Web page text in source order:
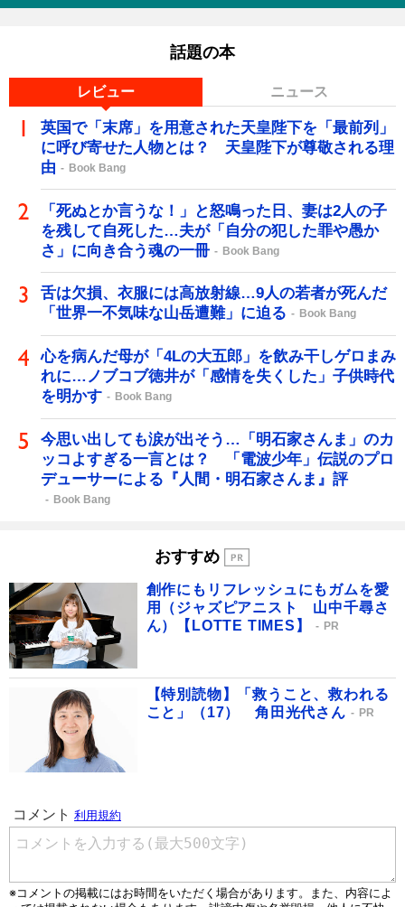
話題の本
レビュー ニュース
英国で「末席」を用意された天皇陛下を「最前列」
に呼び寄せた人物とは？ 天皇陛下が尊敬される理
由
Book Bang
「死ぬとか言うな！」と怒鳴った日、妻は2人の子
を残して自死した…夫が「自分の犯した罪や愚か
さ」に向き合う魂の一冊
Book Bang
舌は欠損、衣服には高放射線…9人の若者が死んだ
「世界一不気味な山岳遭難」に迫る
Book Bang
心を病んだ母が「4Lの大五郎」を飲み干しゲロまみ
れに…ノブコブ徳井が「感情を失くした」子供時代
を明かす
Book Bang
今思い出しても涙が出そう…「明石家さんま」のカ
ッコよすぎる一言とは？ 「電波少年」伝説のプロ
デューサーによる『人間・明石家さんま』評
Book Bang
おすすめ
創作にもリフレッシュにもガムを愛
用（ジャズピアニスト 山中千尋さ
ん）【LOTTE TIMES】
PR
【特別読物】「救うこと、救われる
こと」（17） 角田光代さん
PR